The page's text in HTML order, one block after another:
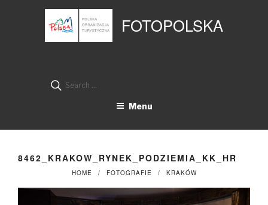
FOTOPOLSKA
Search
Menu
8462_KRAKOW_RYNEK_PODZIEMIA_KK_HR
HOME FOTOGRAFIE KRAKÓW
Panel zarządzania plikami cookies